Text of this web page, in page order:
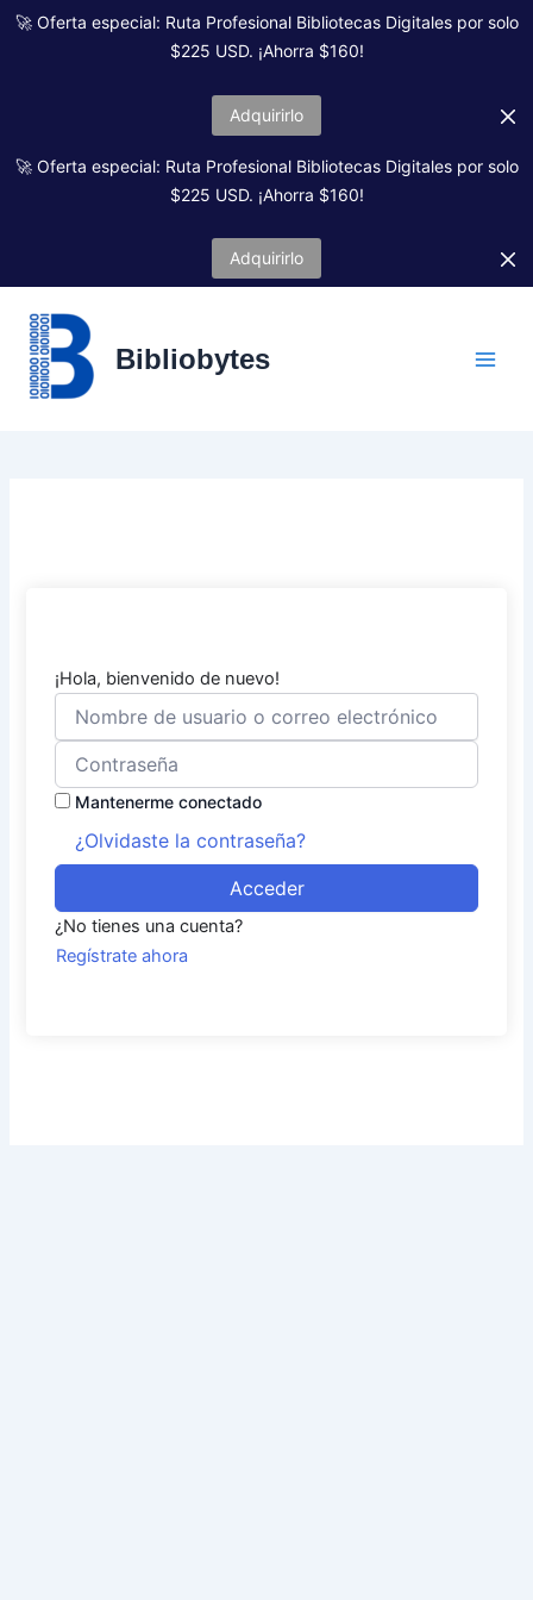
🚀 Oferta especial: Ruta Profesional Bibliotecas Digitales por solo
$225 USD. ¡Ahorra $160!
Adquirirlo
🚀 Oferta especial: Ruta Profesional Bibliotecas Digitales por solo
$225 USD. ¡Ahorra $160!
Adquirirlo
Bibliobytes
¡Hola, bienvenido de nuevo!
Mantenerme conectado
¿Olvidaste la contraseña?
Acceder
¿No tienes una cuenta?
Regístrate ahora